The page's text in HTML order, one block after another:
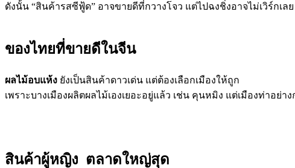
ดังนั้น “สินค้ารสซีฟู้ด” อาจขายดีที่กวางโจว แต่ไปฉงชิ่งอาจไม่เวิร์กเลย
ของไทยที่ขายดีในจีน
ผลไม้อบแห้ง ยังเป็นสินค้าดาวเด่น แต่ต้องเลือกเมืองให้ถูก
เพราะบางเมืองผลิตผลไม้เองเยอะอยู่แล้ว เช่น คุนหมิง แต่เมืองท่าอย่
สินค้าผู้หญิง ตลาดใหญ่สุด